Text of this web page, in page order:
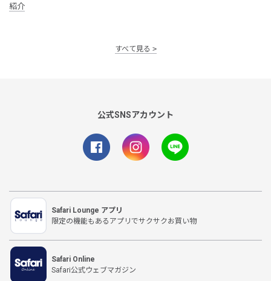
紹介
すべて見る
公式SNSアカウント
Safari Lounge アプリ
限定の機能もあるアプリでサクサクお買い物
Safari Online
Safari公式ウェブマガジン